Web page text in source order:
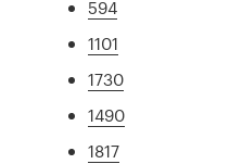
594
1101
1730
1490
1817